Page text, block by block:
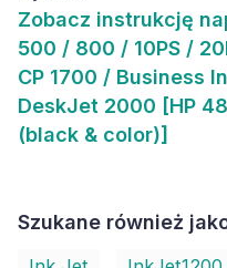
Zobacz instrukcję
500 / 800 / 10PS /
CP 1700 / Business
DeskJet 2000 [HP
(black & color)]
Szukane również